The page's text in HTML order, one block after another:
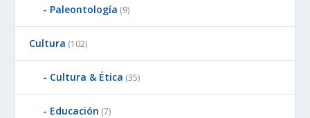
Paleontología (9)
Cultura (102)
Cultura & Ética (35)
Educación (7)